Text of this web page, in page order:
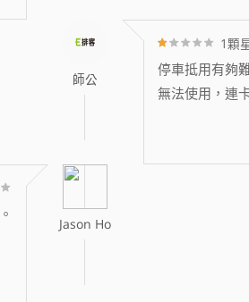
師公
1顆
停車抵用有夠
無法使用，連
Jason Ho